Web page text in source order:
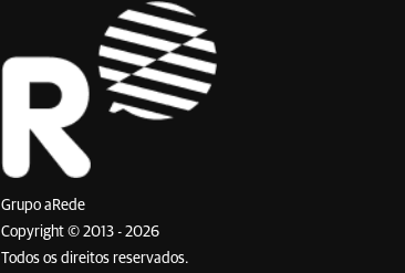
Grupo aRede
Copyright © 2013 - 2026
Todos os direitos reservados.